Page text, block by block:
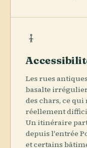
Les rues
basalte
des chars, ce
réellement
Un itinéraire
depuis l'entrée
et certains